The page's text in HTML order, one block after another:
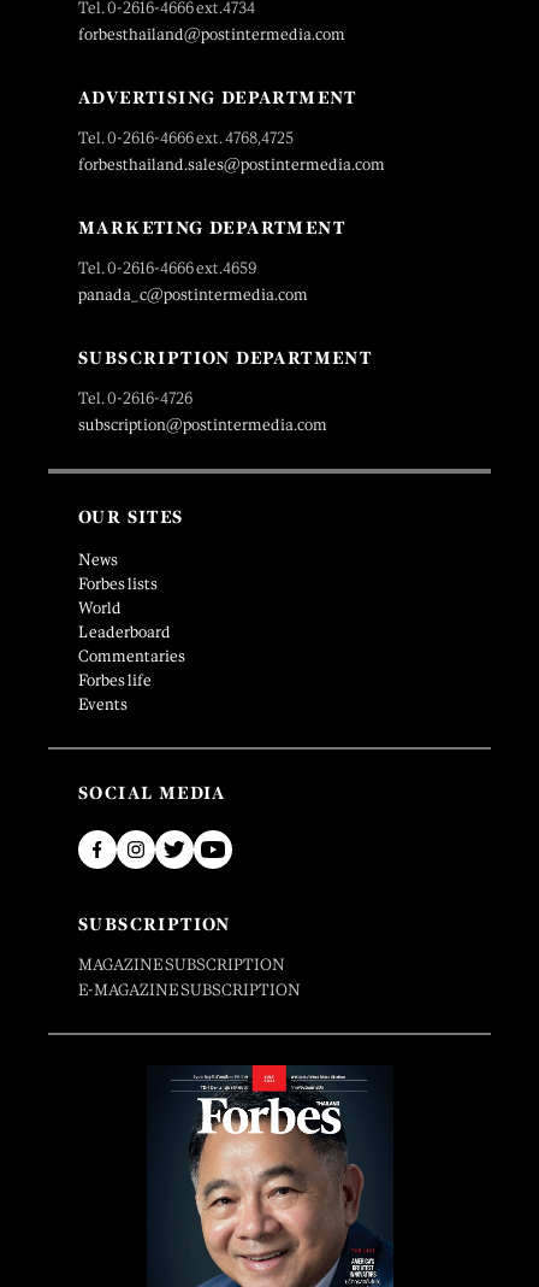
Tel. 0-2616-4666 ext.4734
forbesthailand@postintermedia.com
ADVERTISING DEPARTMENT
Tel. 0-2616-4666 ext. 4768,4725
forbesthailand.sales@postintermedia.com
MARKETING DEPARTMENT
Tel. 0-2616-4666 ext.4659
panada_c@postintermedia.com
SUBSCRIPTION DEPARTMENT
Tel. 0-2616-4726
subscription@postintermedia.com
OUR SITES
News
Forbes lists
World
Leaderboard
Commentaries
Forbes life
Events
SOCIAL MEDIA
SUBSCRIPTION
MAGAZINE SUBSCRIPTION
E-MAGAZINE SUBSCRIPTION